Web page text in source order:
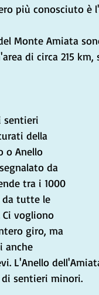
più conosciuto è
Monte Amiata
di circa 215 km,
sentieri
della
o Anello
da
tra i 1000
da tutte le
vogliono
giro, ma
anche
L'Anello
sentieri minori.